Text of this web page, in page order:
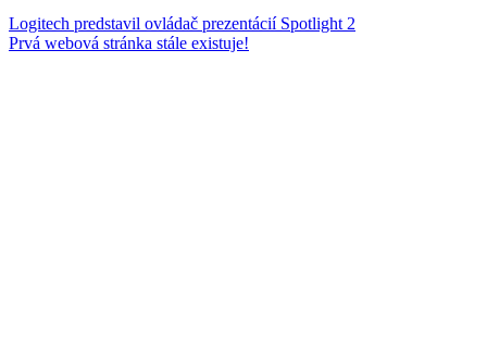
Navigácia
v
Logitech predstavil ovládač prezentácií Spotlight 2
Prvá webová stránka stále existuje!